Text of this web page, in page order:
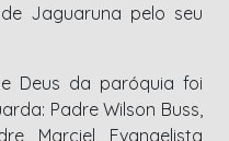
Jaguaruna pelo seu
Deus da paróquia foi
Padre Wilson Buss,
Marciel Evangelista